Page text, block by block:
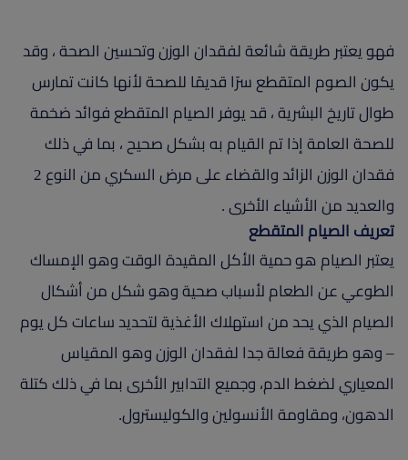
فهو يعتبر طريقة شائعة لفقدان الوزن وتحسين الصحة ، وقد
يكون الصوم المتقطع سرًا قديمًا للصحة لأنها كانت تمارس
طوال تاريخ البشرية ، قد يوفر الصيام المتقطع فوائد ضخمة
للصحة العامة إذا تم القيام به بشكل صحيح ، بما في ذلك
فقدان الوزن الزائد والقضاء على مرض السكري من النوع 2
والعديد من الأشياء الأخرى .
تعريف الصيام المتقطع
يعتبر الصيام هو حمية الأكل المقيدة الوقت وهو الإمساك
الطوعي عن الطعام لأسباب صحية وهو شكل من أشكال
الصيام الذي يحد من استهلاك الأغذية لتحديد ساعات كل يوم
– وهو طريقة فعالة جدا لفقدان الوزن وهو المقياس
المعياري لضغط الدم، وجميع التدابير الأخرى بما في ذلك كتلة
الدهون، ومقاومة الأنسولين والكوليسترول.